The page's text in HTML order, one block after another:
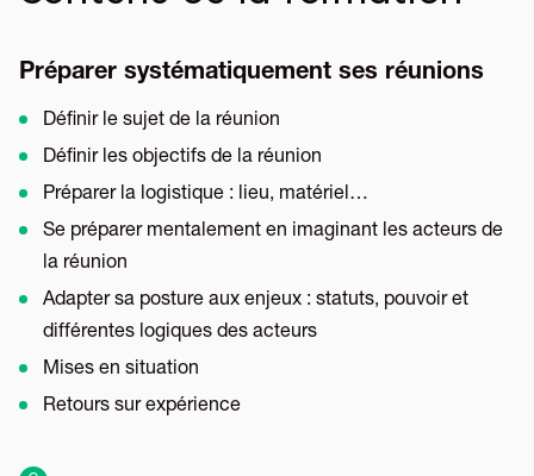
Préparer systématiquement ses réunions
Définir le sujet de la réunion
Définir les objectifs de la réunion
Préparer la logistique : lieu, matériel…
Se préparer mentalement en imaginant les acteurs de
la réunion
Adapter sa posture aux enjeux : statuts, pouvoir et
différentes logiques des acteurs
Mises en situation
Retours sur expérience